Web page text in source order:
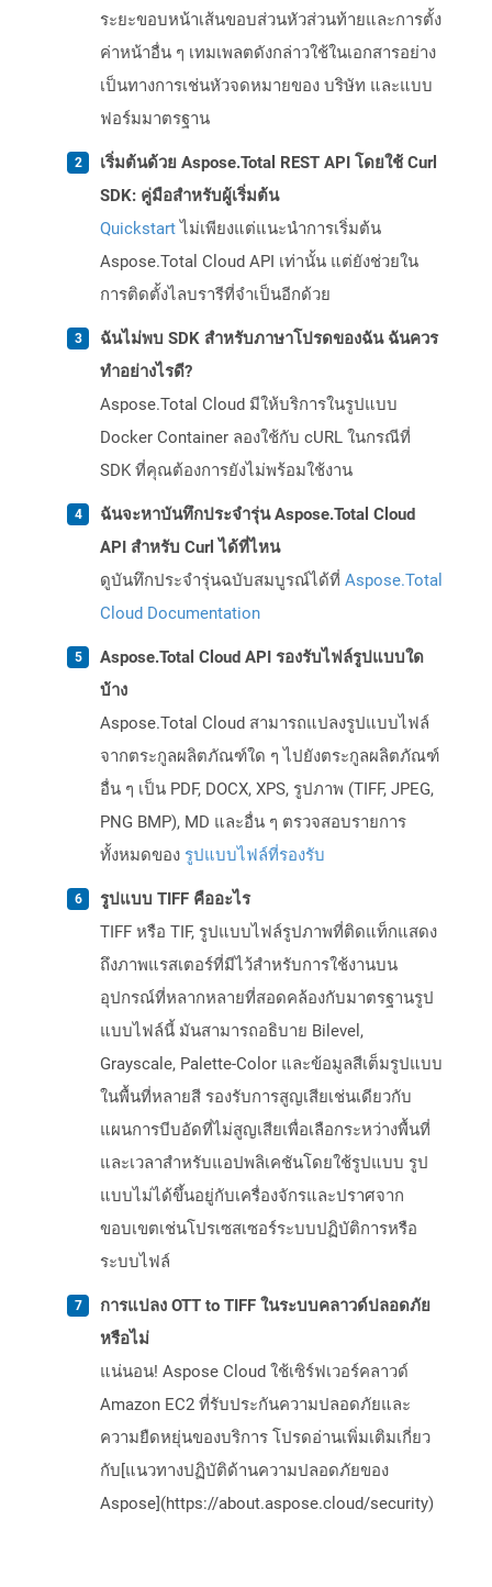
ระยะขอบหน้าเส้นขอบส่วนหัวส่วนท้ายและการตั้ง
ค่าหน้าอื่น ๆ เทมเพลตดังกล่าวใช้ในเอกสารอย่าง
เป็นทางการเช่นหัวจดหมายของ บริษัท และแบบ
ฟอร์มมาตรฐาน
เริ่มต้นด้วย Aspose.Total REST API โดยใช้ Curl
SDK: คู่มือสำหรับผู้เริ่มต้น
Quickstartไม่เพียงแต่แนะนำการเริ่มต้น
Aspose.Total Cloud API เท่านั้น แต่ยังช่วยใน
การติดตั้งไลบรารีที่จำเป็นอีกด้วย
ฉันไม่พบ SDK สำหรับภาษาโปรดของฉัน ฉันควร
ทำอย่างไรดี?
Aspose.Total Cloud มีให้บริการในรูปแบบ
Docker Container ลองใช้กับ cURL ในกรณีที่
SDK ที่คุณต้องการยังไม่พร้อมใช้งาน
ฉันจะหาบันทึกประจำรุ่น Aspose.Total Cloud
API สำหรับ Curl ได้ที่ไหน
ดูบันทึกประจำรุ่นฉบับสมบูรณ์ได้ที่ Aspose.Total
Cloud Documentation
Aspose.Total Cloud API รองรับไฟล์รูปแบบใด
บ้าง
Aspose.Total Cloud สามารถแปลงรูปแบบไฟล์
จากตระกูลผลิตภัณฑ์ใด ๆ ไปยังตระกูลผลิตภัณฑ์
อื่น ๆ เป็น PDF, DOCX, XPS, รูปภาพ (TIFF, JPEG,
PNG BMP), MD และอื่น ๆ ตรวจสอบรายการ
ทั้งหมดของ รูปแบบไฟล์ที่รองรับ
รูปแบบ TIFF คืออะไร
TIFF หรือ TIF, รูปแบบไฟล์รูปภาพที่ติดแท็กแสดง
ถึงภาพแรสเตอร์ที่มีไว้สำหรับการใช้งานบน
อุปกรณ์ที่หลากหลายที่สอดคล้องกับมาตรฐานรูป
แบบไฟล์นี้ มันสามารถอธิบาย Bilevel,
Grayscale, Palette-Color และข้อมูลสีเต็มรูปแบบ
ในพื้นที่หลายสี รองรับการสูญเสียเช่นเดียวกับ
แผนการบีบอัดที่ไม่สูญเสียเพื่อเลือกระหว่างพื้นที่
และเวลาสำหรับแอปพลิเคชันโดยใช้รูปแบบ รูป
แบบไม่ได้ขึ้นอยู่กับเครื่องจักรและปราศจาก
ขอบเขตเช่นโปรเซสเซอร์ระบบปฏิบัติการหรือ
ระบบไฟล์
การแปลง OTT to TIFF ในระบบคลาวด์ปลอดภัย
หรือไม่
แน่นอน! Aspose Cloud ใช้เซิร์ฟเวอร์คลาวด์
Amazon EC2 ที่รับประกันความปลอดภัยและ
ความยืดหยุ่นของบริการ โปรดอ่านเพิ่มเติมเกี่ยว
กับ[แนวทางปฏิบัติด้านความปลอดภัยของ
Aspose](https://about.aspose.cloud/security)